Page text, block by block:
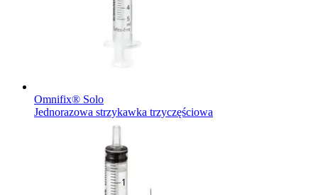
Omnifix® Solo
Jednorazowa strzykawka trzyczęściowa